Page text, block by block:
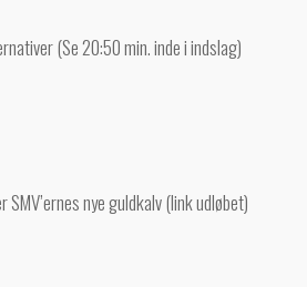
(Se 20:50 min. inde i indslag)
SMV’ernes nye guldkalv (link udløbet)